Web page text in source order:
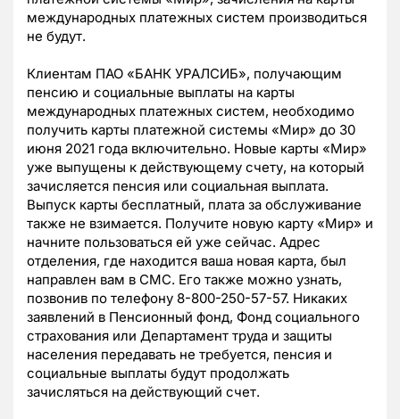
международных платежных систем производиться
не будут.
Клиентам ПАО «БАНК УРАЛСИБ», получающим
пенсию и социальные выплаты на карты
международных платежных систем, необходимо
получить карты платежной системы «Мир» до 30
июня 2021 года включительно. Новые карты «Мир»
уже выпущены к действующему счету, на который
зачисляется пенсия или социальная выплата.
Выпуск карты бесплатный, плата за обслуживание
также не взимается. Получите новую карту «Мир» и
начните пользоваться ей уже сейчас. Адрес
отделения, где находится ваша новая карта, был
направлен вам в СМС. Его также можно узнать,
позвонив по телефону 8-800-250-57-57. Никаких
заявлений в Пенсионный фонд, Фонд социального
страхования или Департамент труда и защиты
населения передавать не требуется, пенсия и
социальные выплаты будут продолжать
зачисляться на действующий счет.